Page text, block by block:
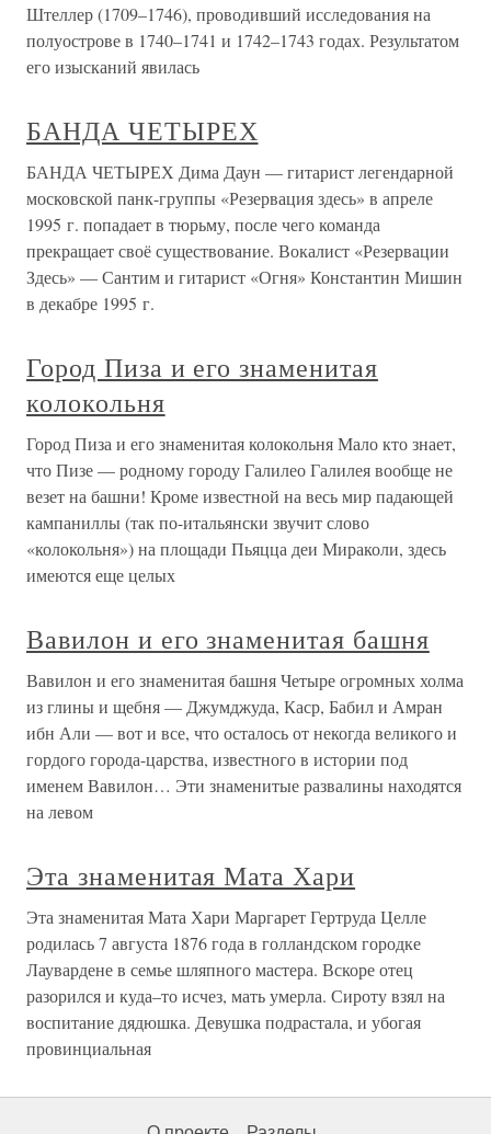
Штеллер (1709–1746), проводивший исследования на
полуострове в 1740–1741 и 1742–1743 годах. Результатом
его изысканий явилась
БАНДА ЧЕТЫРЕХ
БАНДА ЧЕТЫРЕХ Дима Даун — гитарист легендарной
московской панк-группы «Резервация здесь» в апреле
1995 г. попадает в тюрьму, после чего команда
прекращает своё существование. Вокалист «Резервации
Здесь» — Сантим и гитарист «Огня» Константин Мишин
в декабре 1995 г.
Город Пиза и его знаменитая
колокольня
Город Пиза и его знаменитая колокольня Мало кто знает,
что Пизе — родному городу Галилео Галилея вообще не
везет на башни! Кроме известной на весь мир падающей
кампаниллы (так по-итальянски звучит слово
«колокольня») на площади Пьяцца деи Мираколи, здесь
имеются еще целых
Вавилон и его знаменитая башня
Вавилон и его знаменитая башня Четыре огромных холма
из глины и щебня — Джумджуда, Каср, Бабил и Амран
ибн Али — вот и все, что осталось от некогда великого и
гордого города-царства, известного в истории под
именем Вавилон… Эти знаменитые развалины находятся
на левом
Эта знаменитая Мата Хари
Эта знаменитая Мата Хари Маргарет Гертруда Целле
родилась 7 августа 1876 года в голландском городке
Лаувардене в семье шляпного мастера. Вскоре отец
разорился и куда–то исчез, мать умерла. Сироту взял на
воспитание дядюшка. Девушка подрастала, и убогая
провинциальная